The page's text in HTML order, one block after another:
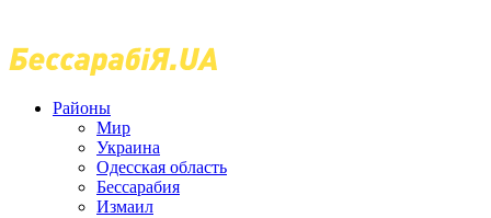
Районы
Мир
Украина
Одесская область
Бессарабия
Измаил